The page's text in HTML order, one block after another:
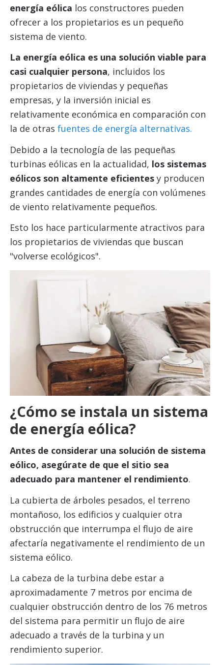
energía eólica los constructores pueden
ofrecer a los propietarios es un pequeño
sistema de viento.
La energía eólica es una solución viable para
casi cualquier persona, incluidos los
propietarios de viviendas y pequeñas
empresas, y la inversión inicial es
relativamente económica en comparación con
la de otras fuentes de energía alternativas.
Debido a la tecnología de las pequeñas
turbinas eólicas en la actualidad, los sistemas
eólicos son altamente eficientes y producen
grandes cantidades de energía con volúmenes
de viento relativamente pequeños.
Esto los hace particularmente atractivos para
los propietarios de viviendas que buscan
"volverse ecológicos".
¿Cómo se instala un sistema
de energía eólica?
Antes de considerar una solución de sistema
eólico, asegúrate de que el sitio sea
adecuado para mantener el rendimiento.
La cubierta de árboles pesados, el terreno
montañoso, los edificios y cualquier otra
obstrucción que interrumpa el flujo de aire
afectaría negativamente el rendimiento de un
sistema eólico.
La cabeza de la turbina debe estar a
aproximadamente 7 metros por encima de
cualquier obstrucción dentro de los 76 metros
del sistema para permitir un flujo de aire
adecuado a través de la turbina y un
rendimiento superior.